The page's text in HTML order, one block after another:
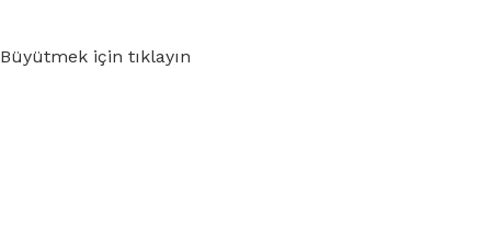
Büyütmek için tıklayın